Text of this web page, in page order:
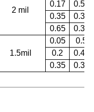
2 mil
0.17
0.53
0.35
0.35
0.65 0.35
1.5mil
0.05
0.5
0.2
0.41
0.35 0.36